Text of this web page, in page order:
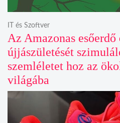
Az Amazonas
újjászületését
szemléletet hoz az
világába
IT és Szoftver